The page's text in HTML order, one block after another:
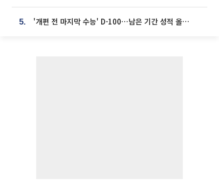
5. '개편 전 마지막 수능' D-100⋯남은 기간 성적 올릴 전략은